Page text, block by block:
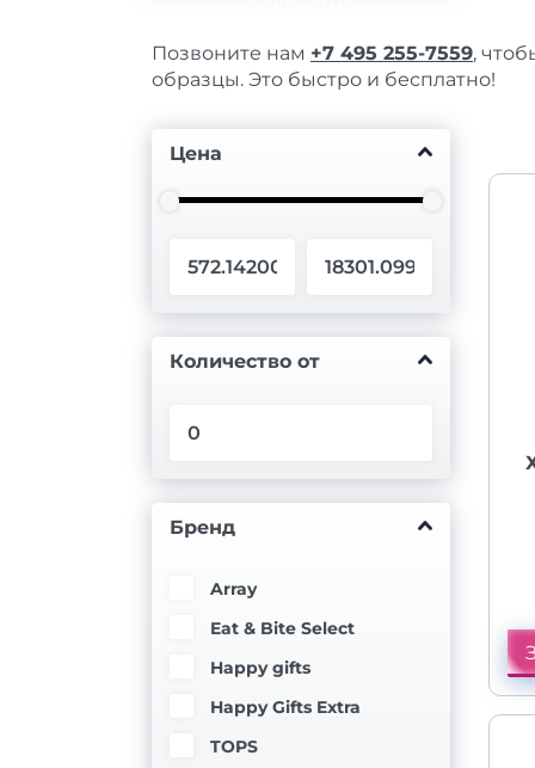
Позвоните нам +7 495 255-7559,
образцы. Это быстро и бесплатно!
Цена
Количество от
Бренд
Array
Eat & Bite Select
Happy gifts
Happy Gifts Extra
TOPS